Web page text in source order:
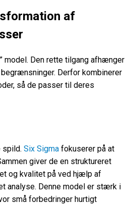
af
model. Den rette tilgang afhænger
Derfor kombinerer
så de passer til deres
spild.Six Sigma fokuserer på at
giver de en struktureret
og kvalitet på ved hjælp af
analyse. Denne model er stærk i
små forbedringer hurtigt